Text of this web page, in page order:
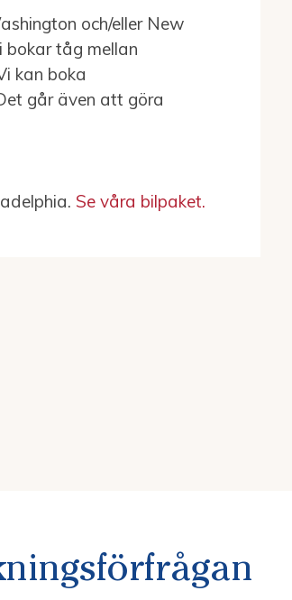
och/eller New
bokar tåg mellan
kan boka
går även att göra
Se våra bilpaket.